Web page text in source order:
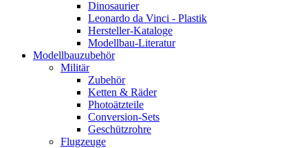
Dinosaurier
Leonardo da Vinci - Plastik
Hersteller-Kataloge
Modellbau-Literatur
Modellbauzubehör
Militär
Zubehör
Ketten & Räder
Photoätzteile
Conversion-Sets
Geschützrohre
Flugzeuge